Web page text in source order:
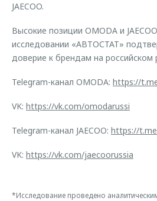
JAECOO.
Высокие позиции OMODA и
исследовании «АВТОСТАТ»
доверие к брендам на российском
Telegram-канал OMODA: https://
VK: https://vk.com/omodarussi
Telegram-канал JAECOO: https://
VK: https://vk.com/jaecoorussia
*Исследование проведено